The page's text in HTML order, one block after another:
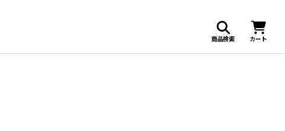
商品検索 カート